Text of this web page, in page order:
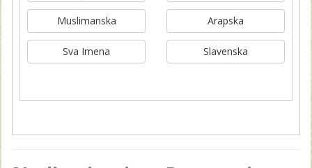
Muslimanska Arapska
Sva Imena Slavenska